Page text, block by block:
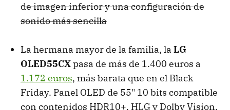
de imagen inferior y una configuración de
sonido más sencilla
La hermana mayor de la familia, la LG
OLED55CXpasa de más de 1.400 euros a
1.172 euros, más barata que en el Black
Friday. Panel OLED de 55" 10 bits compatible
con contenidos HDR10+, HLG y Dolby Vision,